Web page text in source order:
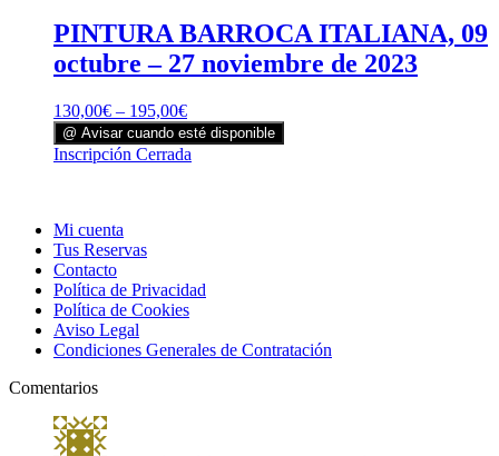
PINTURA BARROCA ITALIANA, 09
octubre – 27 noviembre de 2023
130,00€ – 195,00€
@ Avisar cuando esté disponible
Inscripción Cerrada
se
en
Mi cuenta
Tus Reservas
Contacto
Política de Privacidad
Política de Cookies
Aviso Legal
Condiciones Generales de Contratación
Comentarios